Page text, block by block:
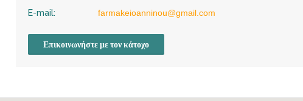
E-mail:
farmakeioanninou@gmail.com
Επικοινωνήστε με τον κάτοχο